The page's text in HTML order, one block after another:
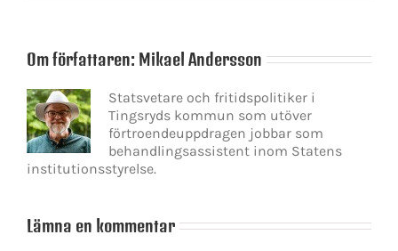
Om författaren: Mikael Andersson
Statsvetare och fritidspolitiker i
Tingsryds kommun som utöver
förtroendeuppdragen jobbar som
behandlingsassistent inom Statens
institutionsstyrelse.
Lämna en kommentar